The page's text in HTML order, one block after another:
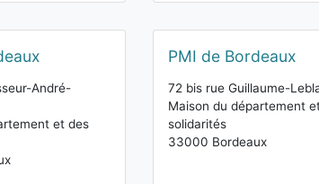
André-
et des
PMI de Bordeaux
72 bis rue Guillaume-
Maison du département
solidarités
33000 Bordeaux